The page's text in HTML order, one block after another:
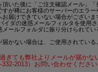
いた後に「ご注文確認メール」「
が稀にお客様のサーバーのエラー
届けできていない場合がございま
イダの迷惑メールフィルタを使用
ールフォルダに振り分けられて
届かない場合は、ご使用されてい
ぎても弊社よりメールが届かな
2013）お問い合わせください